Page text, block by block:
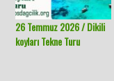
26 Temmuz 2026 / Dikili
koyları Tekne Turu